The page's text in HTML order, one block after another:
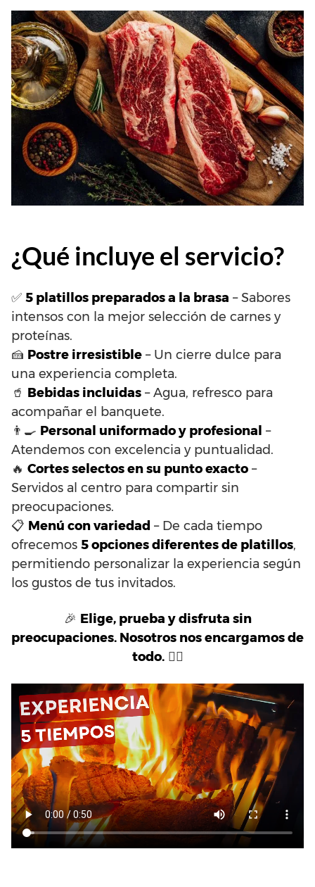
¿Qué incluye el servicio?
✅ 5 platillos preparados a la brasa – Sabores
intensos con la mejor selección de carnes y
proteínas.
🍰 Postre irresistible – Un cierre dulce para
una experiencia completa.
🥤 Bebidas incluidas – Agua, refresco para
acompañar el banquete.
👨‍🍳 Personal uniformado y profesional –
Atendemos con excelencia y puntualidad.
🔥 Cortes selectos en su punto exacto –
Servidos al centro para compartir sin
preocupaciones.
📋 Menú con variedad – De cada tiempo
ofrecemos 5 opciones diferentes de platillos,
permitiendo personalizar la experiencia según
los gustos de tus invitados.
🎉 Elige, prueba y disfruta sin
preocupaciones. Nosotros nos encargamos de
todo.👇🏼